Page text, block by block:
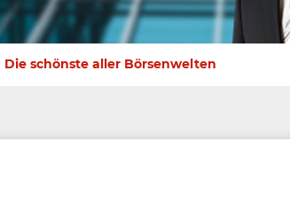
Die schönste aller Börsenwelten